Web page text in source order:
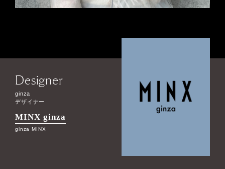
Designer
ginza
デザイナー
MINX ginza
ginza MINX